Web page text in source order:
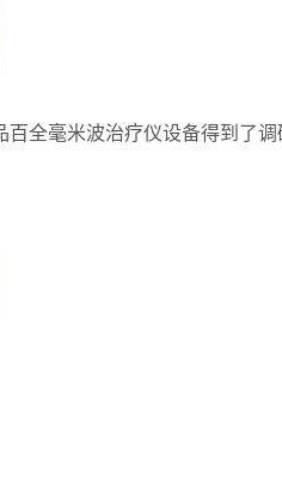
全毫米波治疗仪设备得到了